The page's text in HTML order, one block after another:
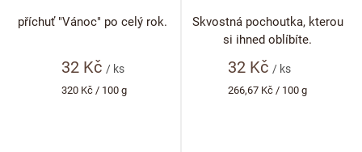
32 Kč/ ks
Měrná
320 Kč / 100 g
příchuť "Vánoc" po celý rok.
32 Kč/ ks
Měrná
266,67 Kč / 100 g
Skvostná pochoutka, kterou
si ihned oblíbíte.